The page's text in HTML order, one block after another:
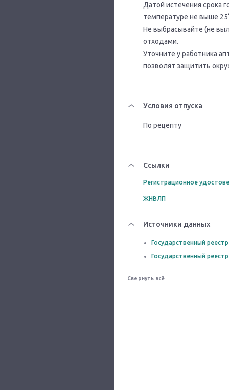
Датой истечения срока
температуре не выше
Не выбрасывайте (не
отходами.
Уточните у работника
позволят защитить
Условия отпуска
По рецепту
Ссылки
Регистрационное
ЖНВЛП
Источники данных
Государственный
Государственный
Свернуть всё